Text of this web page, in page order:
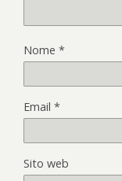
Nome *
Email *
Sito web